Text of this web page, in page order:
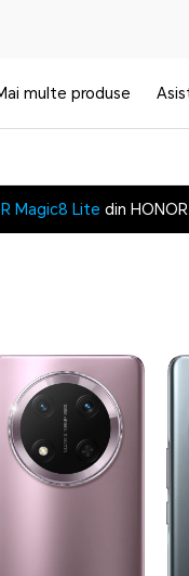
multe produse
Magic8 Lite din